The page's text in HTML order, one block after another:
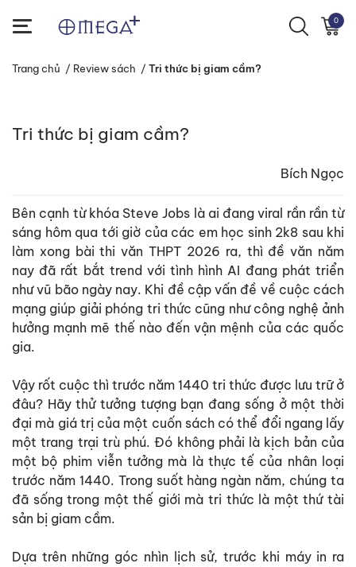
0
Trang chủ / Review sách / Tri thức bị giam cầm?
Tri thức bị giam cầm?
Bích Ngọc
Bên cạnh từ khóa Steve Jobs là ai đang viral rần rần từ
sáng hôm qua tới giờ của các em học sinh 2k8 sau khi
làm xong bài thi văn THPT 2026 ra, thì đề văn năm
nay đã rất bắt trend với tình hình AI đang phát triển
như vũ bão ngày nay. Khi đề cập vấn đề về cuộc cách
mạng giúp giải phóng tri thức cũng như công nghệ ảnh
hưởng mạnh mẽ thế nào đến vận mệnh của các quốc
gia.
Vậy rốt cuộc thì trước năm 1440 tri thức được lưu trữ ở
đâu? Hãy thử tưởng tượng bạn đang sống ở một thời
đại mà giá trị của một cuốn sách có thể đổi ngang lấy
một trang trại trù phú. Đó không phải là kịch bản của
một bộ phim viễn tưởng mà là thực tế của nhân loại
trước năm 1440. Trong suốt hàng ngàn năm, chúng ta
đã sống trong một thế giới mà tri thức là một thứ tài
sản bị giam cầm.
Dựa trên những góc nhìn lịch sử, trước khi máy in ra